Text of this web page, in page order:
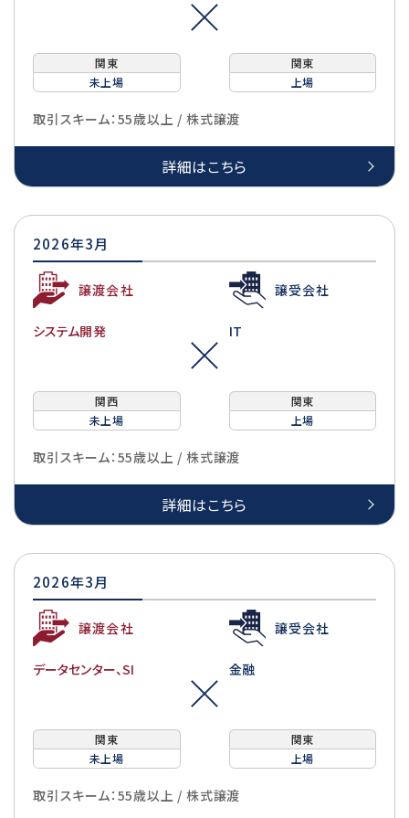
関東
未上場
関東
上場
取引スキーム：55歳以上 / 株式譲渡
詳細はこちら
2026年3月
譲渡会社
システム開発
関西
未上場
譲受会社
IT
関東
上場
取引スキーム：55歳以上 / 株式譲渡
詳細はこちら
2026年3月
譲渡会社
データセンター、SI
関東
未上場
譲受会社
金融
関東
上場
取引スキーム：55歳以上 / 株式譲渡